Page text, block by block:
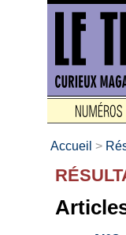
Accueil >